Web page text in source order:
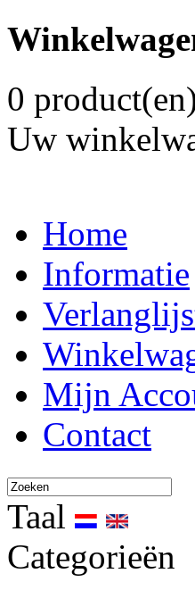
0
Uw
Home
Informatie
Mijn
Contact
Taal
Categorieën